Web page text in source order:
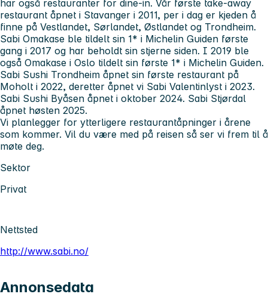
har også restauranter for dine-in. Vår første take-away
restaurant åpnet i Stavanger i 2011, per i dag er kjeden å
finne på Vestlandet, Sørlandet, Østlandet og Trondheim.
Sabi Omakase ble tildelt sin 1* i Michelin Guiden første
gang i 2017 og har beholdt sin stjerne siden. I 2019 ble
også Omakase i Oslo tildelt sin første 1* i Michelin Guiden.
Sabi Sushi Trondheim åpnet sin første restaurant på
Moholt i 2022, deretter åpnet vi Sabi Valentinlyst i 2023.
Sabi Sushi Byåsen åpnet i oktober 2024. Sabi Stjørdal
åpnet høsten 2025.
Vi planlegger for ytterligere restaurantåpninger i årene
som kommer. Vil du være med på reisen så ser vi frem til å
møte deg.
Sektor
Privat
Nettsted
http://www.sabi.no/
Annonsedata